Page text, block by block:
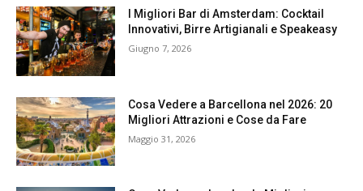
I Migliori Bar di Amsterdam: Cocktail
Innovativi, Birre Artigianali e Speakeasy
Giugno 7, 2026
Cosa Vedere a Barcellona nel 2026: 20
Migliori Attrazioni e Cose da Fare
Maggio 31, 2026